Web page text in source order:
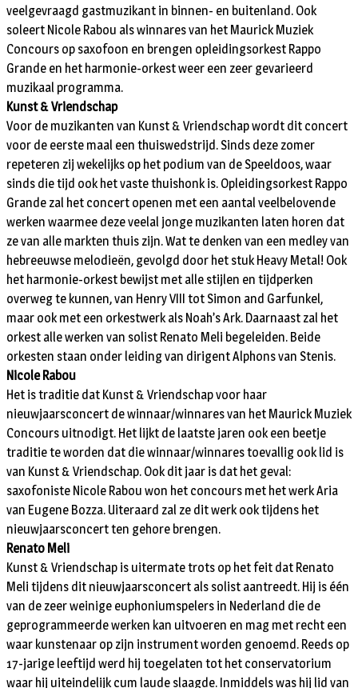
veelgevraagd gastmuzikant in binnen- en buitenland. Ook
soleert Nicole Rabou als winnares van het Maurick Muziek
Concours op saxofoon en brengen opleidingsorkest Rappo
Grande en het harmonie-orkest weer een zeer gevarieerd
muzikaal programma.
Kunst & Vriendschap
Voor de muzikanten van Kunst & Vriendschap wordt dit concert
voor de eerste maal een thuiswedstrijd. Sinds deze zomer
repeteren zij wekelijks op het podium van de Speeldoos, waar
sinds die tijd ook het vaste thuishonk is. Opleidingsorkest Rappo
Grande zal het concert openen met een aantal veelbelovende
werken waarmee deze veelal jonge muzikanten laten horen dat
ze van alle markten thuis zijn. Wat te denken van een medley van
hebreeuwse melodieën, gevolgd door het stuk Heavy Metal! Ook
het harmonie-orkest bewijst met alle stijlen en tijdperken
overweg te kunnen, van Henry VIII tot Simon and Garfunkel,
maar ook met een orkestwerk als Noah’s Ark. Daarnaast zal het
orkest alle werken van solist Renato Meli begeleiden. Beide
orkesten staan onder leiding van dirigent Alphons van Stenis.
Nicole Rabou
Het is traditie dat Kunst & Vriendschap voor haar
nieuwjaarsconcert de winnaar/winnares van het Maurick Muziek
Concours uitnodigt. Het lijkt de laatste jaren ook een beetje
traditie te worden dat die winnaar/winnares toevallig ook lid is
van Kunst & Vriendschap. Ook dit jaar is dat het geval:
saxofoniste Nicole Rabou won het concours met het werk Aria
van Eugene Bozza. Uiteraard zal ze dit werk ook tijdens het
nieuwjaarsconcert ten gehore brengen.
Renato Meli
Kunst & Vriendschap is uitermate trots op het feit dat Renato
Meli tijdens dit nieuwjaarsconcert als solist aantreedt. Hij is één
van de zeer weinige euphoniumspelers in Nederland die de
geprogrammeerde werken kan uitvoeren en mag met recht een
waar kunstenaar op zijn instrument worden genoemd. Reeds op
17-jarige leeftijd werd hij toegelaten tot het conservatorium
waar hij uiteindelijk cum laude slaagde. Inmiddels was hij lid van